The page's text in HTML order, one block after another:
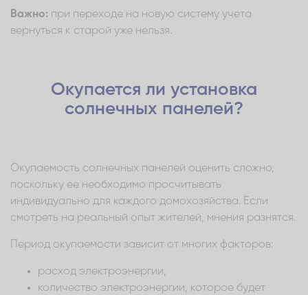
Важно: при переходе на новую систему учета
вернуться к старой уже нельзя.
Окупается ли установка
солнечных панелей?
Окупаемость солнечных панелей оценить сложно,
поскольку ее необходимо просчитывать
индивидуально для каждого домохозяйства. Если
смотреть на реальный опыт жителей, мнения разнятся.
Период окупаемости зависит от многих факторов:
расход электроэнергии,
количество электроэнергии, которое будет